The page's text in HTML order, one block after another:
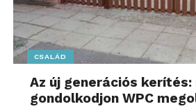
CSALÁD
Az új generációs
gondolkodjon WPC